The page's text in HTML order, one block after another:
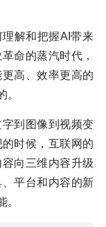
解和把握AI带来
命的蒸汽时代，
高、效率更高的
。
到图像到视频变
时候，互联网的
向三维内容升级
平台和内容的新
。